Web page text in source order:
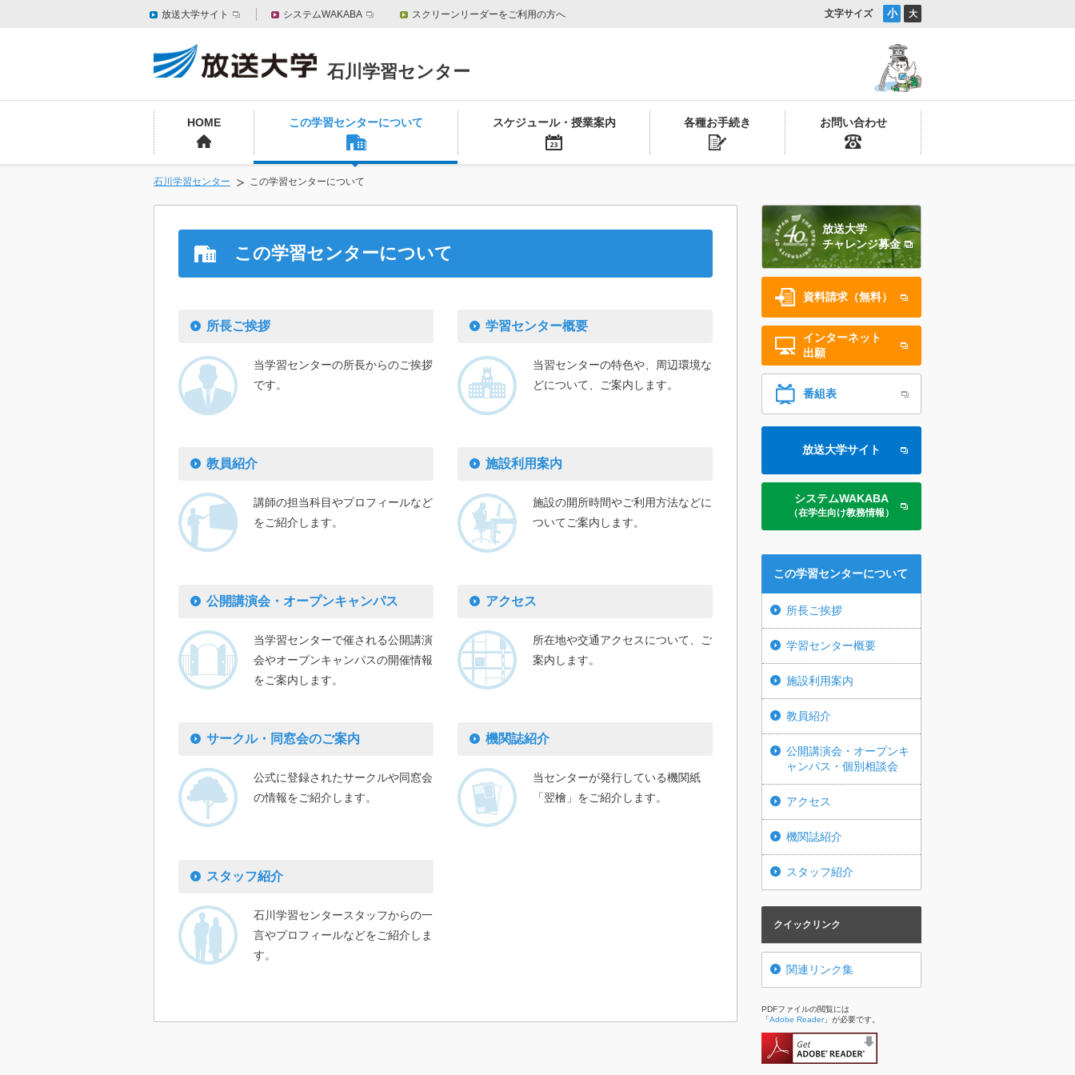
放送大学サイト システムWAKABA スクリーンリーダーをご利用の方へ 文字サイズ 大
小
石川学習センター
HOME この学習センターについて スケジュール・授業案内 各種お手続き お問い合わせ
石川学習センター この学習センターについて
この学習センターについて
所長ご挨拶
当学習センターの所長からのご挨拶
です。
学習センター概要
当習センターの特色や、周辺環境な
どについて、ご案内します。
教員紹介
講師の担当科目やプロフィールなど
をご紹介します。
施設利用案内
施設の開所時間やご利用方法などに
ついてご案内します。
公開講演会・オープンキャンパス
当学習センターで催される公開講演
会やオープンキャンパスの開催情報
をご案内します。
アクセス
所在地や交通アクセスについて、ご
案内します。
サークル・同窓会のご案内
公式に登録されたサークルや同窓会
の情報をご紹介します。
機関誌紹介
当センターが発行している機関紙
「翌檜」をご紹介します。
スタッフ紹介
石川学習センタースタッフからの一
言やプロフィールなどをご紹介しま
す。
放送大学
チャレンジ募金
資料請求（無料）
インターネット
出願
番組表
放送大学サイト
システムWAKABA
（在学生向け教務情報）
この学習センターについて
所長ご挨拶
学習センター概要
施設利用案内
教員紹介
公開講演会・オープンキ
ャンパス・個別相談会
アクセス
機関誌紹介
スタッフ紹介
クイックリンク
関連リンク集
PDFファイルの閲覧には
「Adobe Reader」が必要です。